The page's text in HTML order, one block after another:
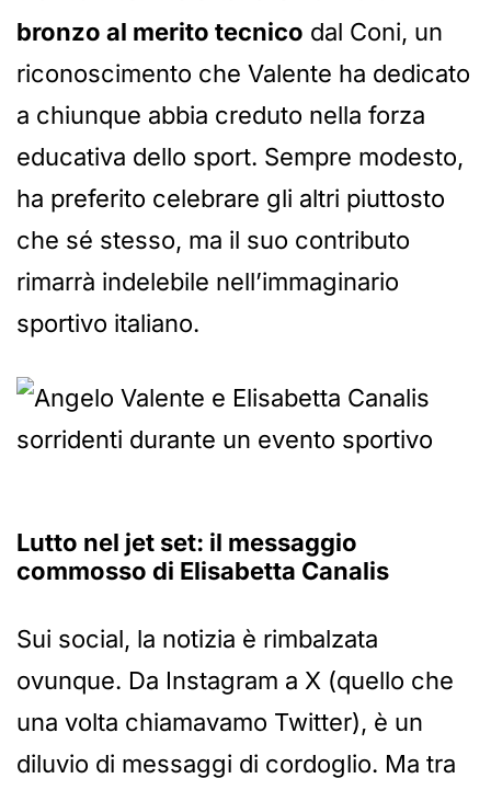
bronzo al merito tecnico dal Coni, un
riconoscimento che Valente ha dedicato
a chiunque abbia creduto nella forza
educativa dello sport. Sempre modesto,
ha preferito celebrare gli altri piuttosto
che sé stesso, ma il suo contributo
rimarrà indelebile nell’immaginario
sportivo italiano.
Lutto nel jet set: il messaggio
commosso di Elisabetta Canalis
Sui social, la notizia è rimbalzata
ovunque. Da Instagram a X (quello che
una volta chiamavamo Twitter), è un
diluvio di messaggi di cordoglio. Ma tra